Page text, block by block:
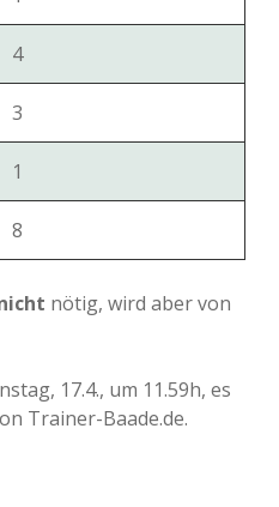
4
3
1
8
nötig, wird aber von
17.4., um 11.59h, es
Trainer-Baade.de.